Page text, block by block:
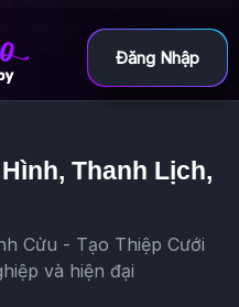
Đăng Nhập
Thanh Lịch,
Cửu - Tạo Thiệp Cưới
và hiện đại